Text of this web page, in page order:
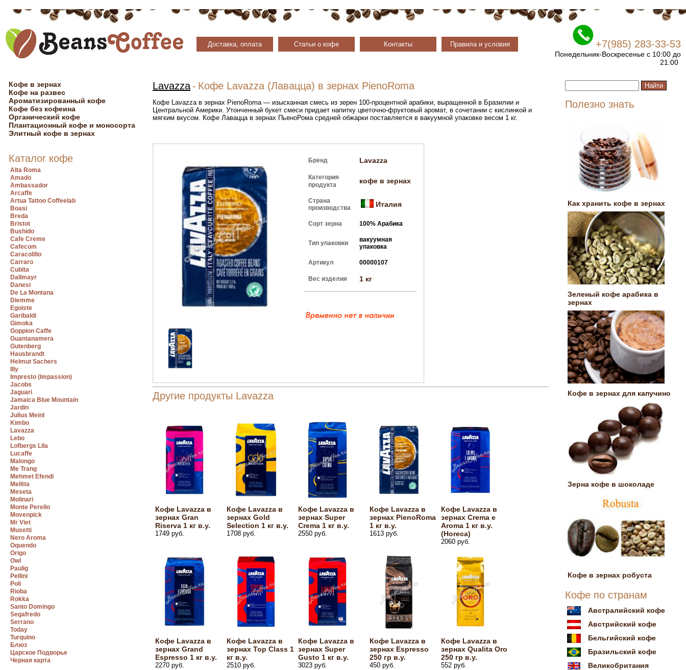
Доставка, оплата Статьи о кофе Контакты Правила и условия +7(985) 283-33-53
Понедельник-Воскресенье с 10:00 до
21:00
Кофе в зернах
Кофе на развес
Ароматизированный кофе
Кофе без кофеина
Органический кофе
Плантационный кофе и моносорта
Элитный кофе в зернах
Каталог кофе
Alta Roma
Amado
Ambassador
Arcaffe
Artua Tattoo Coffeelab
Boasi
Breda
Bristot
Bushido
Cafe Creme
Cafecom
Caracolillo
Carraro
Cubita
Dallmayr
Danesi
De La Montana
Diemme
Egoiste
Garibaldi
Gimoka
Goppion Caffe
Guantanamera
Gutenberg
Hausbrandt
Helmut Sachers
Illy
Impresto (Impassion)
Jacobs
Jaguari
Jamaica Blue Mountain
Jardin
Julius Meinl
Kimbo
Lavazza
Lebo
Lofbergs Lila
Lucaffe
Malongo
Me Trang
Mehmet Efendi
Melitta
Meseta
Molinari
Monte Perello
Movenpick
Mr Viet
Musetti
Nero Aroma
Oquendo
Origo
Owl
Paulig
Pellini
Poli
Rioba
Rokka
Santo Domingo
Segafredo
Serrano
Today
Turquino
Блюз
Царское Подворье
Черная карта
Lavazza - Кофе Lavazza (Лавацца) в зернах PienoRoma
Кофе Lavazza в зернах PienoRoma — изысканная смесь из зерен 100-процентной арабики, выращенной в Бразилии и
Центральной Америки. Утонченный букет смеси придает напитку цветочно-фруктовый аромат, в сочетании с кислинкой и
мягким вкусом. Кофе Лавацца в зернах ПьеноРома средней обжарки поставляется в вакуумной упаковке весом 1 кг.
Бренд Lavazza
Категория
продукта
кофе в зернах
Страна
производства
Италия
Сорт зерна 100% Арабика
Тип упаковки
вакуумная
упаковка
Артикул 00000107
Вес изделия 1 кг
Другие продукты Lavazza
Кофе Lavazza в
зернах Gran
Riserva 1 кг в.у.
1749 руб.
Кофе Lavazza в
зернах Gold
Selection 1 кг в.у.
1708 руб.
Кофе Lavazza в
зернах Super
Crema 1 кг в.у.
2550 руб.
Кофе Lavazza в
зернах PienoRoma
1 кг в.у.
1613 руб.
Кофе Lavazza в
зернах Crema e
Aroma 1 кг в.у.
(Horeca)
2060 руб.
Кофе Lavazza в
зернах Grand
Espresso 1 кг в.у.
2270 руб.
Кофе Lavazza в
зернах Top Class 1
кг в.у.
2510 руб.
Кофе Lavazza в
зернах Super
Gusto 1 кг в.у.
3023 руб.
Кофе Lavazza в
зернах Espresso
250 гр в.у.
450 руб.
Кофе Lavazza в
зернах Qualita Oro
250 гр в.у.
552 руб.
Полезно знать
Как хранить кофе в зернах
Зеленый кофе арабика в
зернах
Кофе в зернах для капучино
Зерна кофе в шоколаде
Кофе в зернах робуста
Кофе по странам
Австралийский кофе
Австрийский кофе
Бельгийский кофе
Бразильский кофе
Великобритания